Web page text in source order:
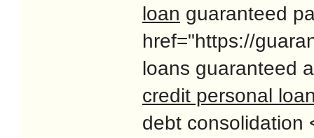
loan guaranteed
href="https://
loans guaranteed
credit personal
debt consolidation